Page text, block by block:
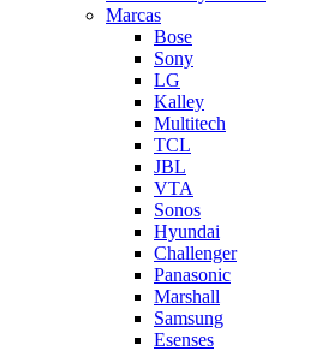
Marcas
Bose
Sony
LG
Kalley
Multitech
TCL
JBL
VTA
Sonos
Hyundai
Challenger
Panasonic
Marshall
Samsung
Esenses